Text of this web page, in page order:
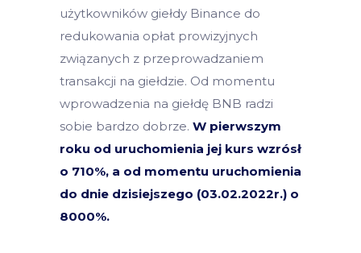
użytkowników giełdy Binance do
redukowania opłat prowizyjnych
związanych z przeprowadzaniem
transakcji na giełdzie. Od momentu
wprowadzenia na giełdę BNB radzi
sobie bardzo dobrze. W pierwszym
roku od uruchomienia jej kurs wzrósł
o 710%, a od momentu uruchomienia
do dnie dzisiejszego (03.02.2022r.) o
8000%.